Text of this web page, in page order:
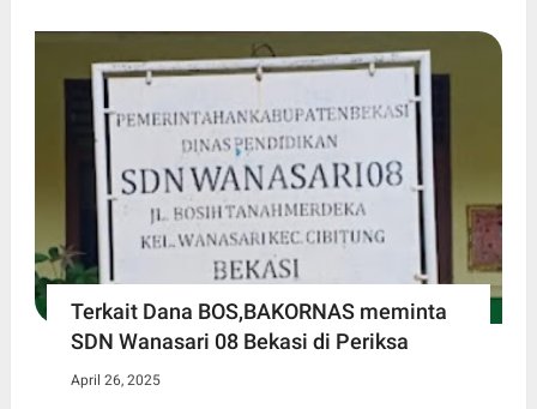
Terkait Dana BOS,BAKORNAS meminta
SDN Wanasari 08 Bekasi di Periksa
April 26, 2025